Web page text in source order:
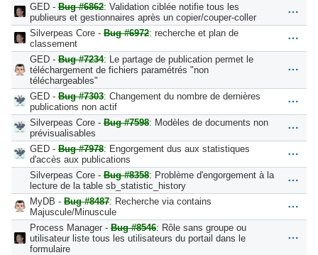
GED - Bug #6862: Validation ciblée notifie tous les
publieurs et gestionnaires après un copier/couper-coller
Silverpeas Core - Bug #6972: recherche et plan de
classement
GED - Bug #7234: Le partage de publication permet le
téléchargement de fichiers paramétrés "non
téléchargeables"
GED - Bug #7303: Changement du nombre de dernières
publications non actif
Silverpeas Core - Bug #7598: Modèles de documents non
prévisualisables
GED - Bug #7978: Engorgement dus aux statistiques
d'accès aux publications
Silverpeas Core - Bug #8358: Problème d'engorgement à la
lecture de la table sb_statistic_history
MyDB - Bug #8487: Recherche via contains
Majuscule/Minuscule
Process Manager - Bug #8546: Rôle sans groupe ou
utilisateur liste tous les utilisateurs du portail dans le
formulaire